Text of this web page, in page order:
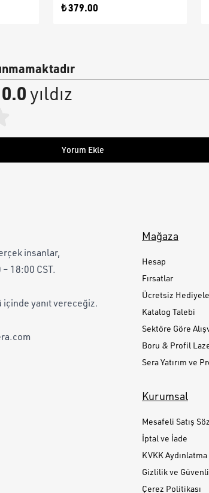
₺ 379.00
0.0yıldız
Yorum Ekle
insanlar,
18:00 CST.
yanıt vereceğiz.
Mağaza
Hesap
Fırsatlar
Ücretsiz
Katalog Talebi
Sektöre Göre
Boru & Profil
Sera Yatırım ve
Kurumsal
Mesafeli Satış
İptal ve İade
KVKK
Gizlilik ve
Çerez Politikası